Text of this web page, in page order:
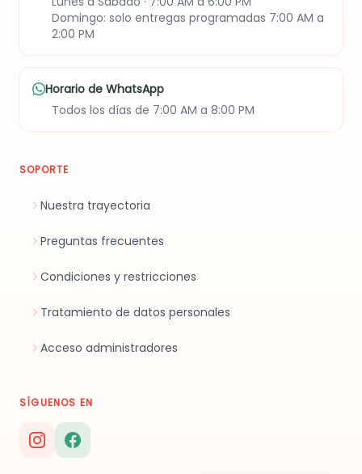
Domingo: solo entregas programadas 7:00 AM a
2:00 PM
Horario de WhatsApp
Todos los días de 7:00 AM a 8:00 PM
SOPORTE
Nuestra trayectoria
Preguntas frecuentes
Condiciones y restricciones
Tratamiento de datos personales
Acceso administradores
SÍGUENOS EN